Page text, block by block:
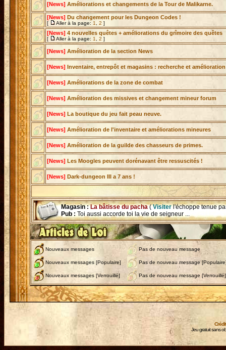
[News] Améliorations et changements de la Tour de Malikarne.
[News] Du changement pour les Dungeon Codes !
[ Aller à la page: 1 2 ]
[News] 4 nouvelles quêtes + améliorations du grîmoire des quêtes
[ Aller à la page: 1 2 ]
[News] Amélioration de la section News
[News] Inventaire, entrepôt et magasins : recherche et amélioration
[News] Améliorations de la zone de combat
[News] Amélioration des missives et changement mineur forum
[News] La boutique du jeu fait peau neuve.
[News] Amélioration de l'inventaire et améliorations mineures
[News] Amélioration de la guilde des chasseurs de primes.
[News] Les Moogles peuvent dorénavant être ressuscités !
[News] Dark-dungeon III a 7 ans !
Magasin :La bâtisse du pacha(Visiterl'échoppe tenue
Pub : Toi aussi accorde toi la vie de seigneur ...
Nouveaux messages Pas de nouveau message
Nouveaux messages [Populaire] Pas de nouveau message
Nouveaux messages [Verrouillé] Pas de nouveau message [Verrouillé]
Jeu gratuit sans